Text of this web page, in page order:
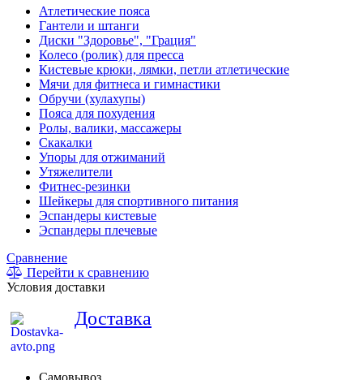
Атлетические пояса
Гантели и штанги
Диски "Здоровье", "Грация"
Колесо (ролик) для пресса
Кистевые крюки, лямки, петли атлетические
Мячи для фитнеса и гимнастики
Обручи (хулахупы)
Пояса для похудения
Ролы, валики, массажеры
Скакалки
Упоры для отжиманий
Утяжелители
Фитнес-резинки
Шейкеры для спортивного питания
Эспандеры кистевые
Эспандеры плечевые
Сравнение
Перейти к сравнению
Условия доставки
Доставка
Самовывоз